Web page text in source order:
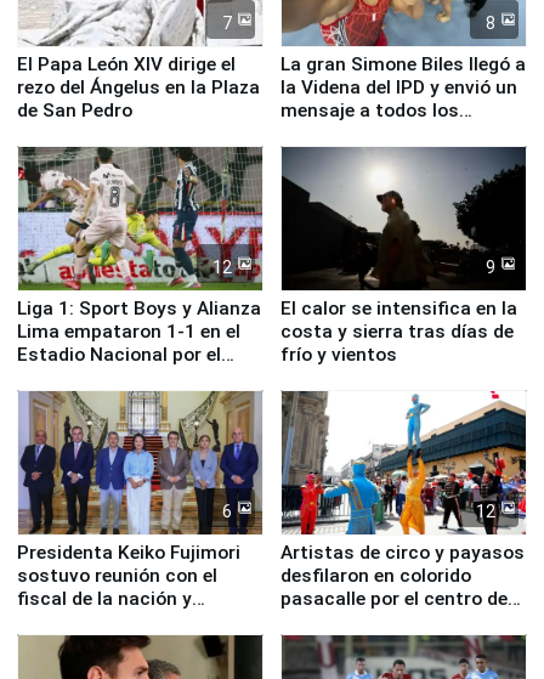
7
El Papa León XIV dirige el
rezo del Ángelus en la Plaza
de San Pedro
8
La gran Simone Biles llegó a
la Videna del IPD y envió un
mensaje a todos los
12
Liga 1: Sport Boys y Alianza
Lima empataron 1-1 en el
Estadio Nacional por el
9
El calor se intensifica en la
costa y sierra tras días de
frío y vientos
6
Presidenta Keiko Fujimori
sostuvo reunión con el
fiscal de la nación y
12
Artistas de circo y payasos
desfilaron en colorido
pasacalle por el centro de